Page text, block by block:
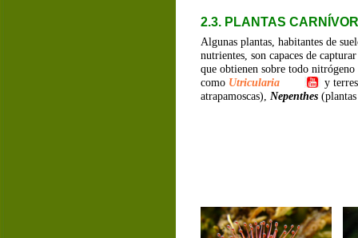
2.3. PLANTAS
Algunas plantas, habitantes de
nutrientes, son capaces de
que obtienen sobre todo
como Utricularia
y
atrapamoscas), Nepenthes